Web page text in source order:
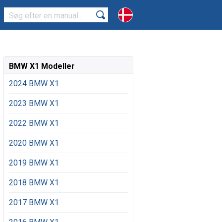
BMW X1 Modeller
2024 BMW X1
2023 BMW X1
2022 BMW X1
2020 BMW X1
2019 BMW X1
2018 BMW X1
2017 BMW X1